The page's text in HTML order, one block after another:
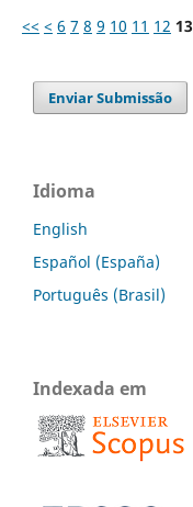
<< < 6 7 8 9 10 11 12 13
Enviar Submissão
Idioma
English
Español (España)
Português (Brasil)
Indexada em